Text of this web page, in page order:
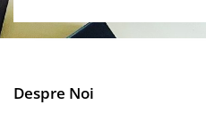
Despre Noi